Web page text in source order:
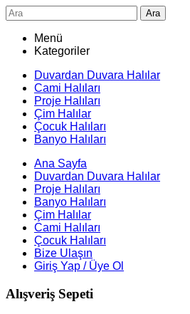
Ara
Menü
Kategoriler
Duvardan Duvara Halılar
Cami Halıları
Proje Halıları
Çim Halılar
Çocuk Halıları
Banyo Halıları
Ana Sayfa
Duvardan Duvara Halılar
Proje Halıları
Banyo Halıları
Çim Halılar
Cami Halıları
Çocuk Halıları
Bize Ulaşın
Giriş Yap / Üye Ol
Alışveriş Sepeti